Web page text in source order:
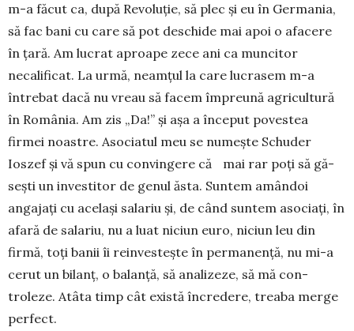
m-a făcut ca, după Revoluție, să plec și eu în Ger­mania,
să fac bani cu care să pot deschide mai apoi o afacere
în țară. Am lucrat aproa­pe zece ani ca mun­citor
necalificat. La ur­mă, neam­țul la care lucrasem m-a
întrebat dacă nu vreau să facem împreună agricultură
în Româ­nia. Am zis „Da!” și așa a în­ceput povestea
firmei noastre. Aso­ciatul meu se numește Schuder
Ioszef și vă spun cu con­vingere că mai rar poți să gă­
sești un investitor de genul ăsta. Suntem amândoi
angajați cu ace­lași salariu și, de când suntem aso­ciați, în
afară de salariu, nu a luat niciun euro, niciun leu din
firmă, toți banii îi re­in­vestește în permanență, nu mi-a
cerut un bi­lanț, o balanță, să analizeze, să mă con­
troleze. Atâta timp cât exis­tă încredere, treaba merge
perfect.